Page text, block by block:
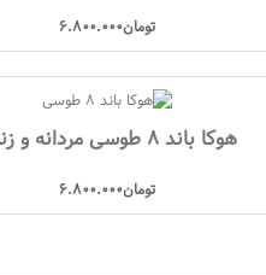
تومان6.800.000
هوکا باند 8 طوسی مردانه و زنانه
تومان6.800.000